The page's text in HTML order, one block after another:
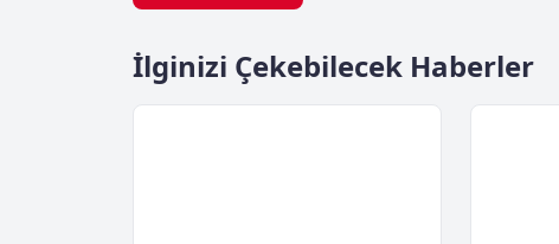
İlginizi Çekebilecek Haberler